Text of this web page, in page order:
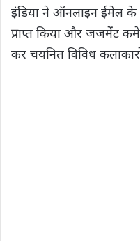
इंडिया ने ऑनलाइन ईमेल
प्राप्त किया और जजमेंट
कर चयनित विविध